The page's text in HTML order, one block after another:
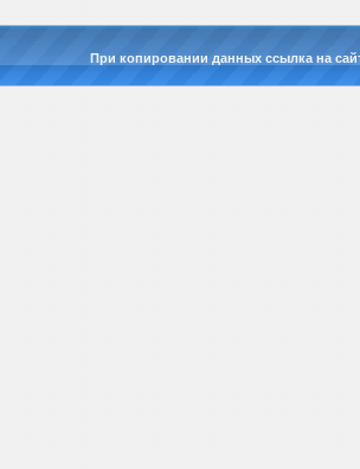
При копировании данных ссылка на